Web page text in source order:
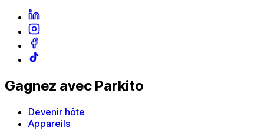
Gagnez avec Parkito
Devenir hôte
Appareils